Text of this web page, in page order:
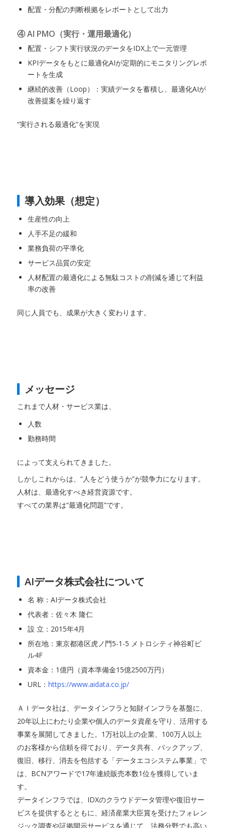
配置・分配の判断根拠をレポートとして出力
④ AI PMO（実行・運用最適化）
配置・シフト実行状況のデータをIDX上で一元管理
KPIデータをもとに最適化AIが定期的にモニタリングレポ
ートを生成
継続的改善（Loop）：実績データを蓄積し、最適化AIが
改善提案を繰り返す
“実行される最適化”を実現
導入効果（想定）
生産性の向上
人手不足の緩和
業務負荷の平準化
サービス品質の安定
人材配置の最適化による無駄コストの削減を通じて利益
率の改善
同じ人員でも、成果が大きく変わります。
メッセージ
これまで人材・サービス業は、
人数
勤務時間
によって支えられてきました。
しかしこれからは、“人をどう使うか”が競争力になります。
人材は、最適化すべき経営資源です。
すべての業界は“最適化問題”です。
AIデータ株式会社について
名 称：AIデータ株式会社
代表者：佐々木 隆仁
設 立：2015年4月
所在地：東京都港区虎ノ門5-1-5 メトロシティ神谷町ビ
ル4F
資本金：1億円（資本準備金15億2500万円）
URL： https://www.aidata.co.jp/
ＡＩデータ社は、データインフラと知財インフラを基盤に、
20年以上にわたり企業や個人のデータ資産を守り、活用する
事業を展開してきました。1万社以上の企業、100万人以上
のお客様から信頼を得ており、データ共有、バックアップ、
復旧、移行、消去を包括する「データエコシステム事業」で
は、BCNアワードで17年連続販売本数1位を獲得していま
す。
データインフラでは、IDXのクラウドデータ管理や復旧サー
ビスを提供するとともに、経済産業大臣賞を受けたフォレン
ジック調査や証拠開示サービスを通じて、法務分野でも高い